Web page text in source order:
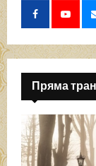
Пряма